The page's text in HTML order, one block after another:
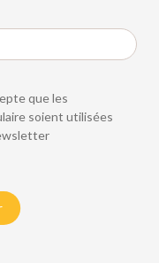
que les
soient utilisées